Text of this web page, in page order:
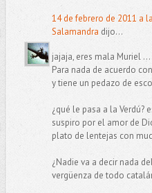
14 de febrero de 2011 a
Salamandra dijo...
jajaja, eres mala Muriel ...
Para nada de acuerdo
y tiene un pedazo de
¿qué le pasa a la Verdú?
suspiro por el amor de
plato de lentejas con
¿Nadie va a decir nada
vergüenza de todo